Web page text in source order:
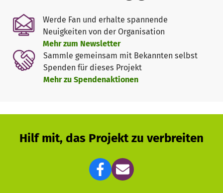
Werde Fan und erhalte spannende
Neuigkeiten von der Organisation
Mehr zum Newsletter
Sammle gemeinsam mit Bekannten selbst
Spenden für dieses Projekt
Mehr zu Spendenaktionen
Hilf mit, das Projekt zu verbreiten